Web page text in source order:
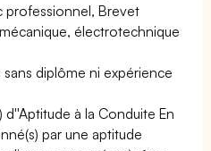
professionnel, Brevet
électrotechnique
diplôme ni expérience
d''Aptitude à la Conduite En
par une aptitude